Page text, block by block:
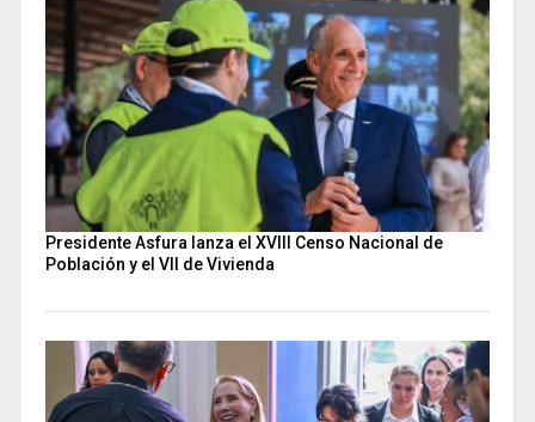
Presidente Asfura lanza el XVIII Censo Nacional de
Población y el VII de Vivienda